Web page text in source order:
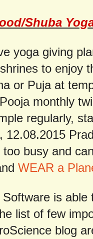
Shuba
yoga giving
to enjoy
or Puja at
monthly
regularly,
12.08.2015
busy and
WEAR a
is able
list of few
blog